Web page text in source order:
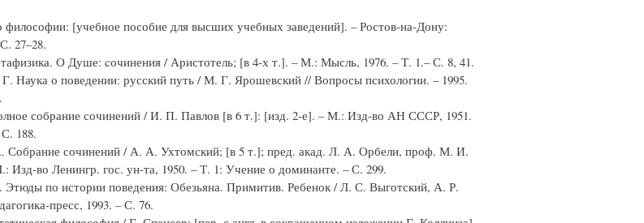
философии: [учебное пособие для высших учебных заведений]. – Ростов-на-Дону:
27–28.
О Душе: cочинения / Аристотель; [в 4-х т.]. – М.: Мысль, 1976. – Т. 1.– С. 8, 41.
Наука о поведении: русский путь / М. Г. Ярошевский // Вопросы психологии. – 1995.
собрание сочинений / И. П. Павлов [в 6 т.]: [изд. 2-е]. – М.: Изд-во АН СССР, 1951.
188.
Собрание сочинений / А. А. Ухтомский; [в 5 т.]; пред. акад. Л. А. Орбели, проф. М. И.
Изд-во Ленингр. гос. ун-та, 1950. – Т. 1: Учение о доминанте. – С. 299.
по истории поведения: Обезьяна. Примитив. Ребенок / Л. С. Выготский, А. Р.
пресс, 1993. – С. 76.